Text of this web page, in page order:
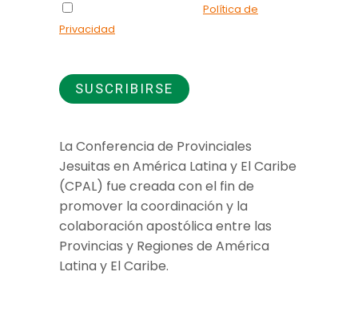
Política de
Privacidad
La Conferencia de Provinciales
Jesuitas en América Latina y El Caribe
(CPAL) fue creada con el fin de
promover la coordinación y la
colaboración apostólica entre las
Provincias y Regiones de América
Latina y El Caribe.